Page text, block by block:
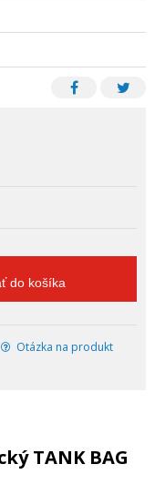
do košíka
Otázka na produkt
TANK BAG